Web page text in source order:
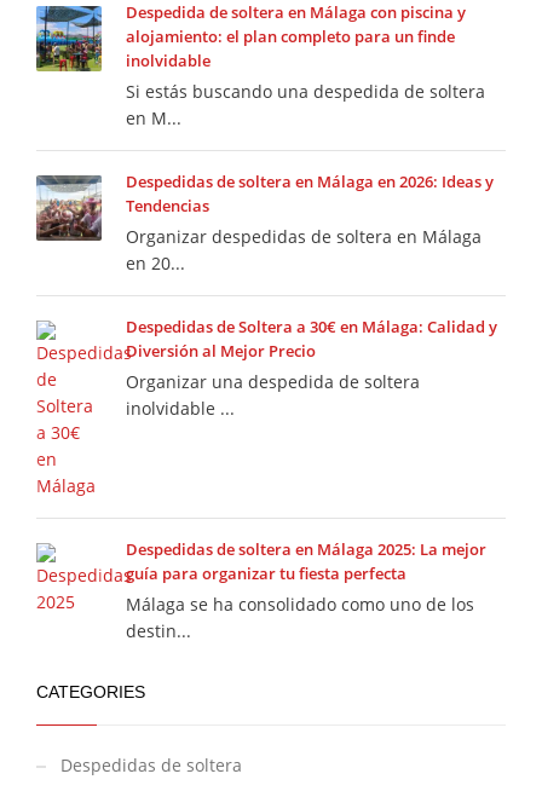
Despedida de soltera en Málaga con piscina y
alojamiento: el plan completo para un finde
inolvidable
Si estás buscando una despedida de soltera
en M...
Despedidas de soltera en Málaga en 2026: Ideas y
Tendencias
Organizar despedidas de soltera en Málaga
en 20...
Despedidas de Soltera a 30€ en Málaga: Calidad y
Diversión al Mejor Precio
Organizar una despedida de soltera
inolvidable ...
Despedidas de soltera en Málaga 2025: La mejor
guía para organizar tu fiesta perfecta
Málaga se ha consolidado como uno de los
destin...
CATEGORIES
Despedidas de soltera